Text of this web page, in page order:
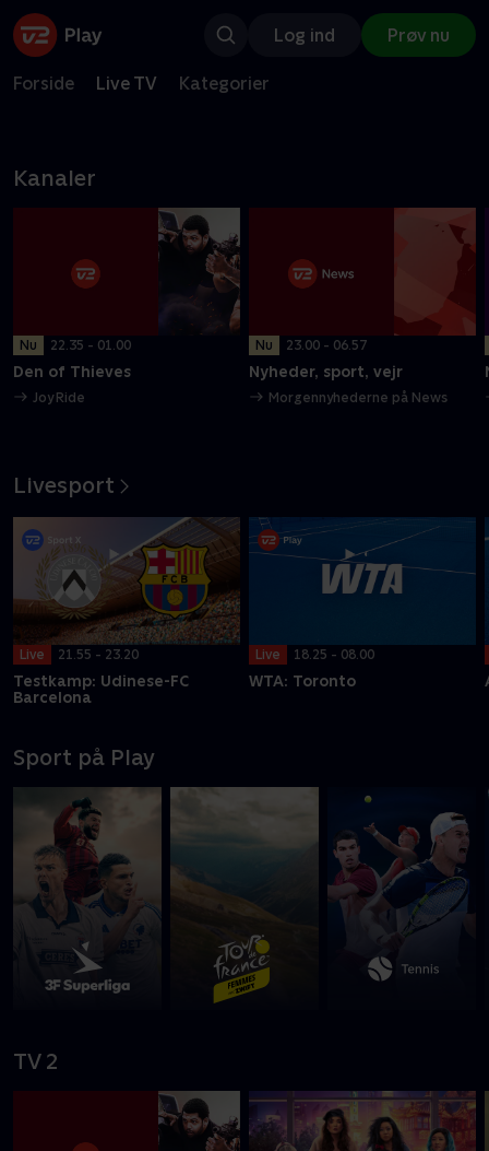
Log ind Prøv nu
Forside Live TV Kategorier
Kanaler
Nu 22.35 - 01.00
Den of Thieves
Joy Ride
Nu 23.00 - 06.57
Nyheder, sport, vejr
Morgennyhederne på News
Livesport
Live 21.55 - 23.20
Testkamp: Udinese-FC
Barcelona
Live 18.25 - 08.00
WTA: Toronto
Sport på Play
TV 2